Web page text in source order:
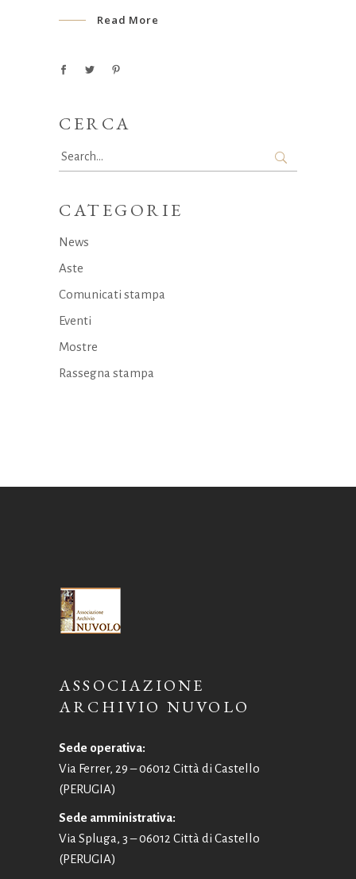
Read More
CERCA
Search
for:
CATEGORIE
News
Aste
Comunicati stampa
Eventi
Mostre
Rassegna stampa
ASSOCIAZIONE
ARCHIVIO NUVOLO
Sede operativa:
Via Ferrer, 29 – 06012 Città di Castello
(PERUGIA)
Sede amministrativa:
Via Spluga, 3 – 06012 Città di Castello
(PERUGIA)